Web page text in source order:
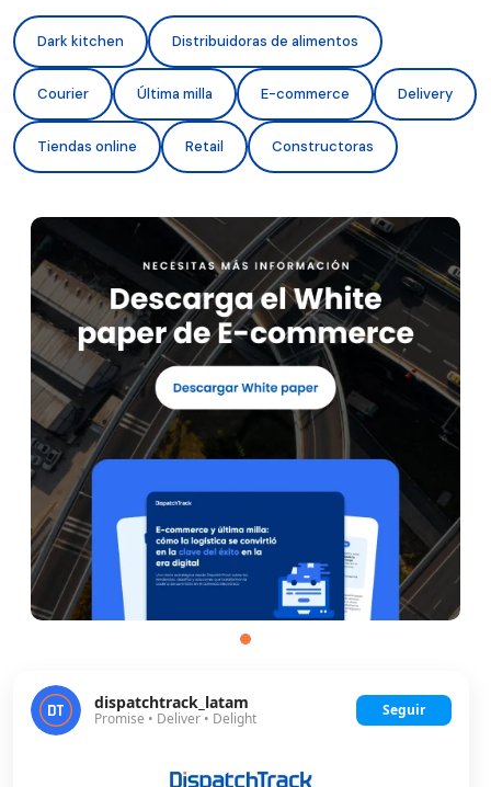
Dark kitchen Distribuidoras de alimentos
Courier Última milla E-commerce Delivery
Tiendas online Retail Constructoras
dispatchtrack_latam
Promise • Deliver • Delight Seguir